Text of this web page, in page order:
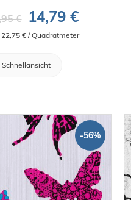
€ 14,79 €
€ / Quadratmeter
Schnellansicht
-56%